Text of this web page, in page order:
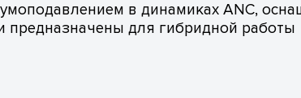
в динамиках ANC,
предназначены для гибридной работы